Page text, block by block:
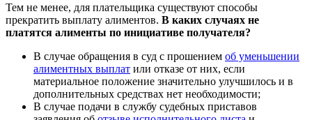
Тем не менее, для плательщика существуют способы
прекратить выплату алиментов. В каких случаях не
платятся алименты по инициативе получателя?
В случае обращения в суд с прошением об уменьшении
алиментных выплат или отказе от них, если
материальное положение значительно улучшилось и в
дополнительных средствах нет необходимости;
В случае подачи в службу судебных приставов